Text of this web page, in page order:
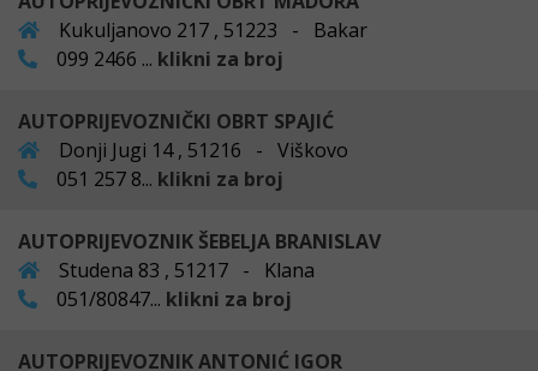
Kukuljanovo 217 , 51223 - Bakar
099 2466 ... klikni za broj
AUTOPRIJEVOZNIČKI OBRT SPAJIĆ
Donji Jugi 14 , 51216 - Viškovo
051 257 8... klikni za broj
AUTOPRIJEVOZNIK ŠEBELJA BRANISLAV
Studena 83 , 51217 - Klana
051/80847... klikni za broj
AUTOPRIJEVOZNIK ANTONIĆ IGOR